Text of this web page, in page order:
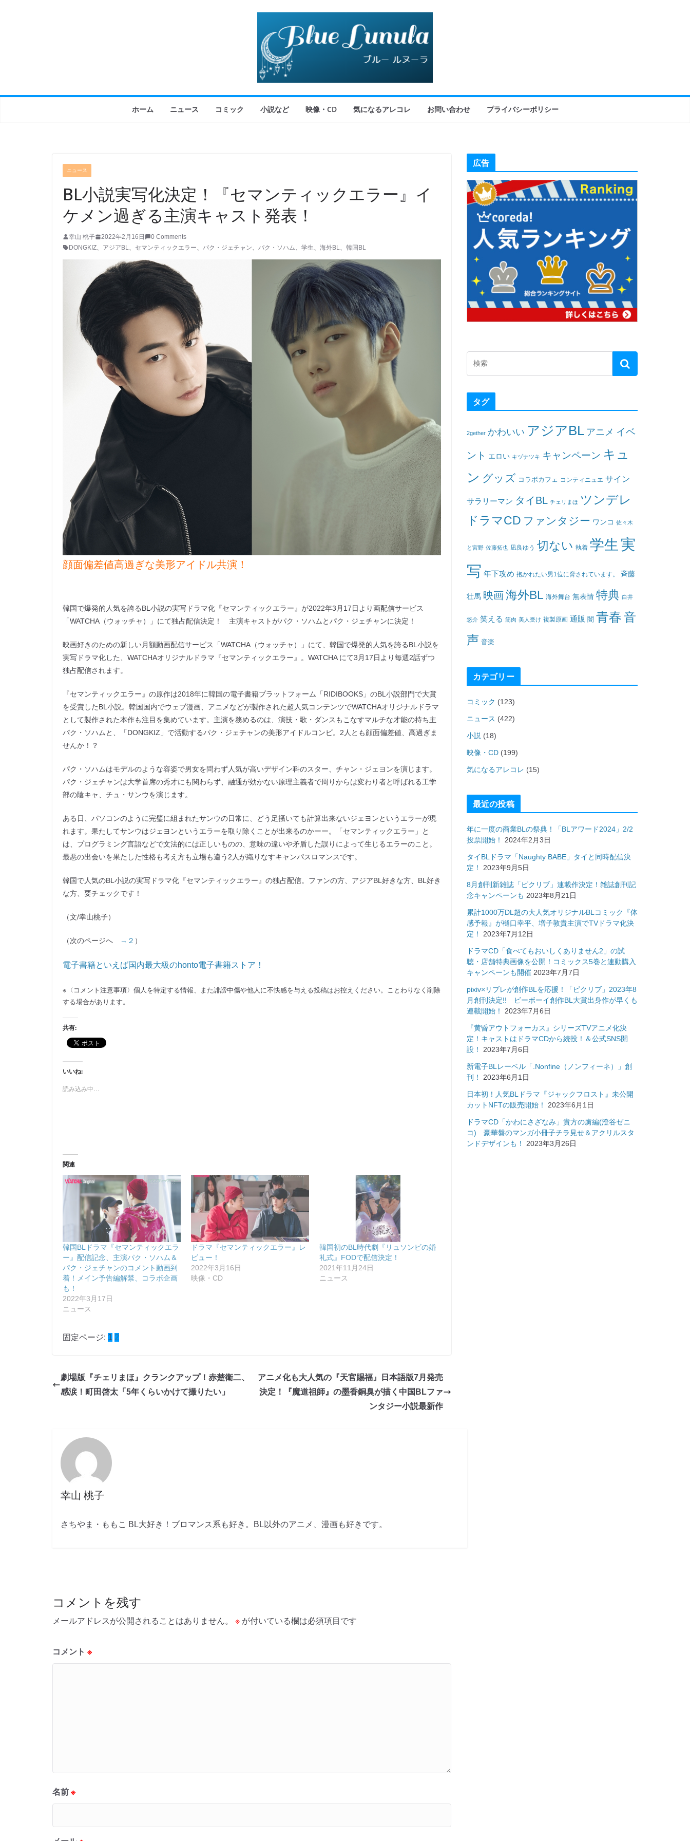
ホーム ニュース コミック 小説など 映像・CD 気になるアレコレ お問い合わせ プライバシーポリシー
ニュース
BL小説実写化決定！『セマンティックエラー』イ
ケメン過ぎる主演キャスト発表！
幸山 桃子 2022年2月16日
0 Comments
DONGKIZ
アジアBL セマンティックエラー パク・ジェチャン パク・ソハム 学生 海外BL 韓国BL
顔面偏差値高過ぎな美形アイドル共演！
韓国で爆発的人気を誇るBL小説の実写ドラマ化『セマンティックエラー』が2022年3月17日より画配信サービス
「WATCHA（ウォッチャ）」にて独占配信決定！ 主演キャストがパク・ソハムとパク・ジェチャンに決定！
映画好きのための新しい月額動画配信サービス「WATCHA（ウォッチャ）」にて、韓国で爆発的人気を誇るBL小説を
実写ドラマ化した、WATCHAオリジナルドラマ『セマンティックエラー』。WATCHA にて3月17日より毎週2話ずつ
独占配信されます。
『セマンティックエラー』の原作は2018年に韓国の電子書籍プラットフォーム「RIDIBOOKS」のBL小説部門で大賞
を受賞したBL小説。韓国国内でウェブ漫画、アニメなどが製作された超人気コンテンツでWATCHAオリジナルドラマ
として製作された本作も注目を集めています。主演を務めるのは、演技・歌・ダンスもこなすマルチな才能の持ち主
パク・ソハムと、「DONGKIZ」で活動するパク・ジェチャンの美形アイドルコンビ。2人とも顔面偏差値、高過ぎま
せんか！？
パク・ソハムはモデルのような容姿で男女を問わず人気が高いデザイン科のスター、チャン・ジェヨンを演じます。
パク・ジェチャンは大学首席の秀才にも関わらず、融通が効かない原理主義者で周りからは変わり者と呼ばれる工学
部の陰キャ、チュ・サンウを演じます。
ある日、パソコンのように完璧に組まれたサンウの日常に、どう足掻いても計算出来ないジェヨンというエラーが現
れます。果たしてサンウはジェヨンというエラーを取り除くことが出来るのかーー。「セマンティックエラー」と
は、プログラミング言語などで文法的には正しいものの、意味の違いや矛盾した誤りによって生じるエラーのこと。
最悪の出会いを果たした性格も考え方も立場も違う2人が織りなすキャンパスロマンスです。
韓国で人気のBL小説の実写ドラマ化『セマンティックエラー』の独占配信。ファンの方、アジアBL好きな方、BL好き
な方、要チェックです！
（文/幸山桃子）
（次のページへ →２ ）
電子書籍といえば国内最大級のhonto電子書籍ストア！
※〈コメント注意事項〉個人を特定する情報、また誹謗中傷や他人に不快感を与える投稿はお控えください。ことわりなく削除
する場合があります。
共有:
いいね:
読み込み中…
関連
韓国BLドラマ『セマンティックエラ
ー』配信記念、主演パク・ソハム＆
パク・ジェチャンのコメント動画到
着！メイン予告編解禁、コラボ企画
も！
2022年3月17日
ニュース
ドラマ『セマンティックエラー』レ
ビュー！
2022年3月16日
映像・CD
韓国初のBL時代劇『リュソンビの婚
礼式』FODで配信決定！
2021年11月24日
ニュース
固定ページ: 1 2
劇場版『チェリまほ』クランクアップ！赤楚衛二、
感涙！町田啓太「5年くらいかけて撮りたい」
アニメ化も大人気の『天官賜福』日本語版7月発売
決定！『魔道祖師』の墨香銅臭が描く中国BLファ
ンタジー小説最新作
幸山 桃子
さちやま・ももこ BL大好き！ブロマンス系も好き。BL以外のアニメ、漫画も好きです。
コメントを残す
メールアドレスが公開されることはありません。 ※ が付いている欄は必須項目です
コメント ※
名前 ※
広告
タグ
2gether かわいい アジアBL アニメ イベ
ント エロい キヅナツキ キャンペーン キュ
ン グッズ コラボカフェ コンティニュエ サイン
サラリーマン タイBL チェリまほ ツンデレ
ドラマCD ファンタジー ワンコ 佐々木
と宮野 佐藤拓也 凪良ゆう 切ない 執着 学生 実
写 年下攻め 抱かれたい男1位に脅されています。 斉藤
壮馬 映画海外BL 海外舞台 無表情 特典 白井
悠介 笑える 筋肉 美人受け 複製原画 通販 闇 青春音
声 音楽
カテゴリー
コミック (123)
ニュース (422)
小説 (18)
映像・CD (199)
気になるアレコレ (15)
最近の投稿
年に一度の商業BLの祭典！「BLアワード2024」2/2
投票開始！
2024年2月3日
タイBLドラマ「Naughty BABE」タイと同時配信決
定！
2023年9月5日
8月創刊新雑誌「ピクリブ」連載作決定！雑誌創刊記
念キャンペーンも 2023年8月21日
累計1000万DL超の大人気オリジナルBLコミック『体
感予報』が樋口幸平、増子敦貴主演でTVドラマ化決
定！
2023年7月12日
ドラマCD「食べてもおいしくありません2」の試
聴・店舗特典画像を公開！コミックス5巻と連動購入
キャンペーンも開催 2023年7月7日
pixiv×リブレが創作BLを応援！「ピクリブ」2023年8
月創刊決定!! ビーボーイ創作BL大賞出身作が早くも
連載開始！
2023年7月6日
『黄昏アウトフォーカス』シリーズTVアニメ化決
定！キャストはドラマCDから続投！＆公式SNS開
設！
2023年7月6日
新電子BLレーベル「.Nonfine（ノンフィーネ）」創
刊！
2023年6月1日
日本初！人気BLドラマ『ジャックフロスト』未公開
カットNFTの販売開始！
2023年6月1日
ドラマCD「かわにさざなみ」貴方の虜編(澄谷ゼニ
コ) 豪華盤のマンガ小冊子チラ見せ＆アクリルスタ
ンドデザインも！
2023年3月26日